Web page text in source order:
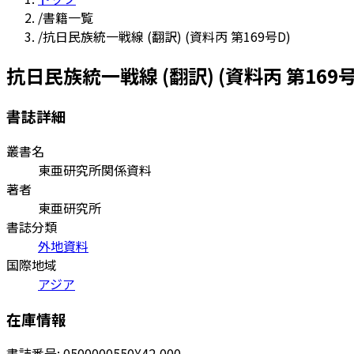
/書籍一覧
/抗日民族統一戦線 (翻訳) (資料丙 第169号D)
抗日民族統一戦線 (翻訳) (資料丙 第169
書誌詳細
叢書名
東亜研究所関係資料
著者
東亜研究所
書誌分類
外地資料
国際地域
アジア
在庫情報